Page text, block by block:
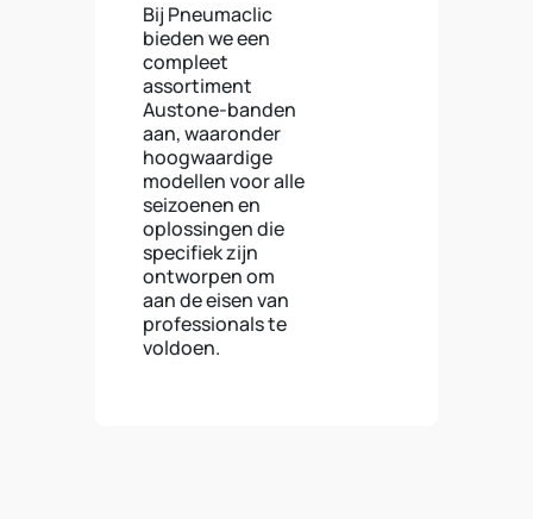
Bij Pneumaclic
bieden we een
compleet
assortiment
Austone-banden
aan, waaronder
hoogwaardige
modellen voor alle
seizoenen en
oplossingen die
specifiek zijn
ontworpen om
aan de eisen van
professionals te
voldoen.